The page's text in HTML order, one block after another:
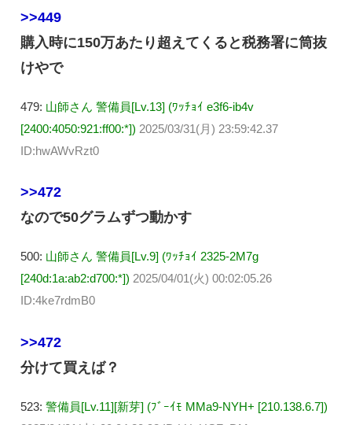
>>449
購入時に150万あたり超えてくると税務署に筒抜
けやで
479: 山師さん 警備員[Lv.13] (ﾜｯﾁｮｲ e3f6-ib4v
[2400:4050:921:ff00:*]) 2025/03/31(月) 23:59:42.37
ID:hwAWvRzt0
>>472
なので50グラムずつ動かす
500: 山師さん 警備員[Lv.9] (ﾜｯﾁｮｲ 2325-2M7g
[240d:1a:ab2:d700:*]) 2025/04/01(火) 00:02:05.26
ID:4ke7rdmB0
>>472
分けて買えば？
523: 警備員[Lv.11][新芽] (ﾌﾞｰｲﾓ MMa9-NYH+ [210.138.6.7])